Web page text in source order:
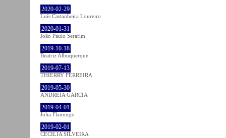
2020-02-29
Luís Castanheira Loureiro
2020-01-31
João Paulo Serafim
2019-10-18
Beatriz Albuquerque
2019-07-13
THIERRY FERREIRA
2019-05-30
ANDREIA GARCIA
2019-04-01
Julia Flamingo
2019-02-01
CECÍLIA SILVEIRA